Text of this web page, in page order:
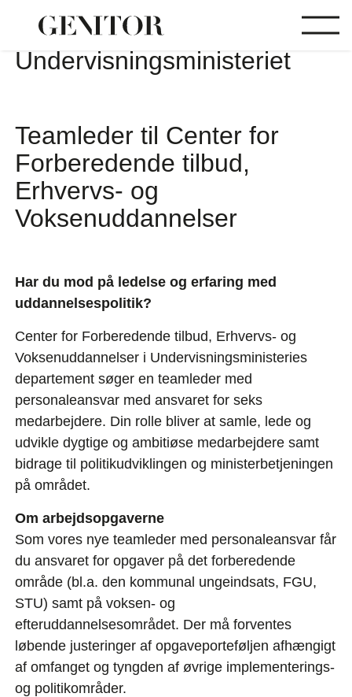
Undervisningsministeriet
Teamleder til Center for
Forberedende tilbud,
Erhvervs- og
Voksenuddannelser
Har du mod på ledelse og erfaring med
uddannelsespolitik?
Center for Forberedende tilbud, Erhvervs- og
Voksenuddannelser i Undervisningsministeries
departement søger en teamleder med
personaleansvar med ansvaret for seks
medarbejdere. Din rolle bliver at samle, lede og
udvikle dygtige og ambitiøse medarbejdere samt
bidrage til politikudviklingen og ministerbetjeningen
på området.
Om arbejdsopgaverne
Som vores nye teamleder med personaleansvar får
du ansvaret for opgaver på det forberedende
område (bl.a. den kommunal ungeindsats, FGU,
STU) samt på voksen- og
efteruddannelsesområdet. Der må forventes
løbende justeringer af opgaveporteføljen afhængigt
af omfanget og tyngden af øvrige implementerings-
og politikområder.